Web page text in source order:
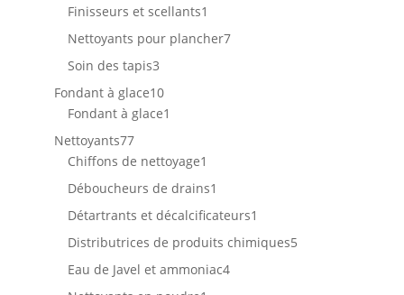
Finisseurs et scellants1
produit
Nettoyants pour plancher77
Soin des tapis33
produits
Fondant à glace1010
produits
Fondant à glace1
Nettoyants7777
produits
Chiffons de nettoyage1
produit
Déboucheurs de drains1
produit
Détartrants et décalcificateurs1
produit
Distributrices de produits chimiques55
Eau de Javel et ammoniac44